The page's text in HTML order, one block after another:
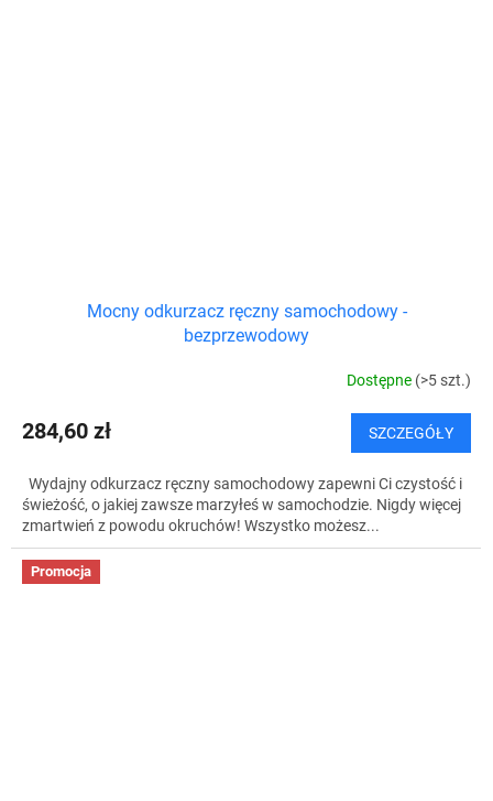
Mocny odkurzacz ręczny samochodowy -
bezprzewodowy
Dostępne (>5 szt.)
284,60 zł SZCZEGÓŁY
Wydajny odkurzacz ręczny samochodowy zapewni Ci czystość i
świeżość, o jakiej zawsze marzyłeś w samochodzie. Nigdy więcej
zmartwień z powodu okruchów! Wszystko możesz...
Promocja